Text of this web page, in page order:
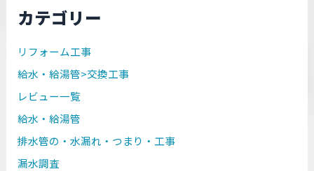
カテゴリー
リフォーム工事
給水・給湯管>交換工事
レビュー一覧
給水・給湯管
排水管の・水漏れ・つまり・工事
漏水調査